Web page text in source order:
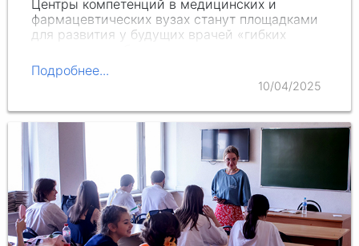
Центры компетенций в медицинских и
фармацевтических вузах станут площадками
для развития у будущих врачей «гибких
Участие в проектах и конкурсах
президентской платформы позволит
Подробнее...
10/04/2025